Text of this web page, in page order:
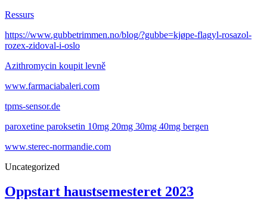
Ressurs
https://www.gubbetrimmen.no/blog/?gubbe=kjøpe-flagyl-rosazol-
rozex-zidoval-i-oslo
Azithromycin koupit levně
www.farmaciabaleri.com
tpms-sensor.de
paroxetine paroksetin 10mg 20mg 30mg 40mg bergen
www.sterec-normandie.com
Uncategorized
Oppstart haustsemesteret 2023